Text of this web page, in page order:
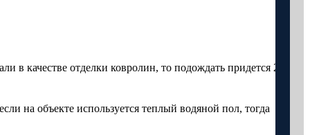
в качестве отделки ковролин, то подождать придется 2
на объекте используется теплый водяной пол, тогда